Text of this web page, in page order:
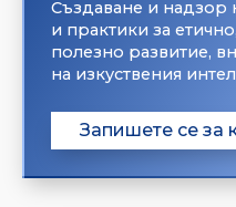
Създаване и надзор
и практики за
полезно развитие,
на изкуствения
Запишете се за